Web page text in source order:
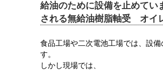
給油のために設備を止めてい
される無給油樹脂軸受 オイ
食品工場や二次電池工場では、設
す。
しかし現場では、